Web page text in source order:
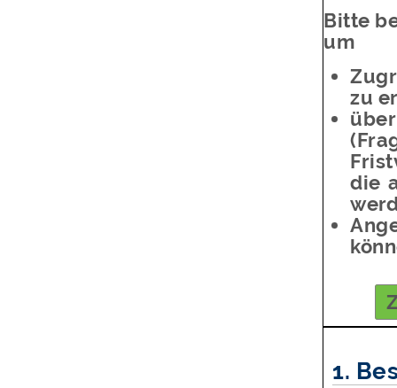
Bitte
um
zu
die
1.